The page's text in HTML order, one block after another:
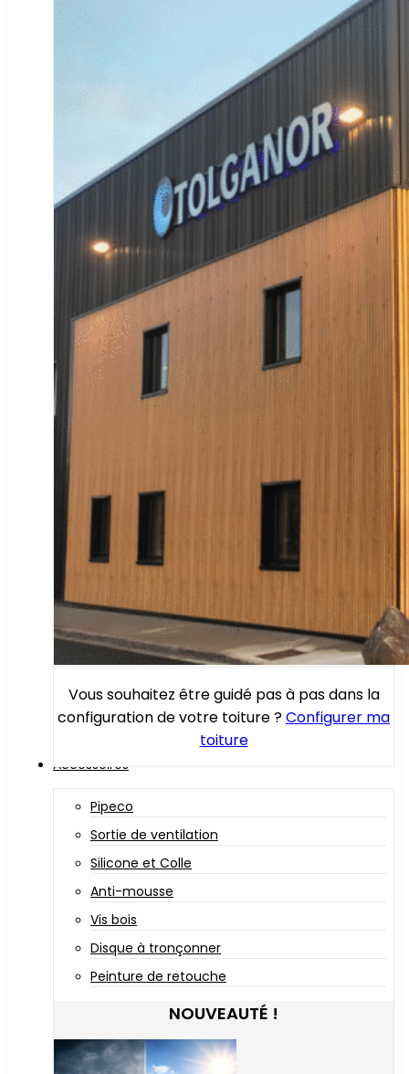
Vous souhaitez être guidé pas à pas dans la
configuration de votre toiture ?Configurer ma
toiture
Accessoires
Pipeco
Sortie de ventilation
Silicone et Colle
Anti-mousse
Vis bois
Disque à tronçonner
Peinture de retouche
NOUVEAUTÉ !